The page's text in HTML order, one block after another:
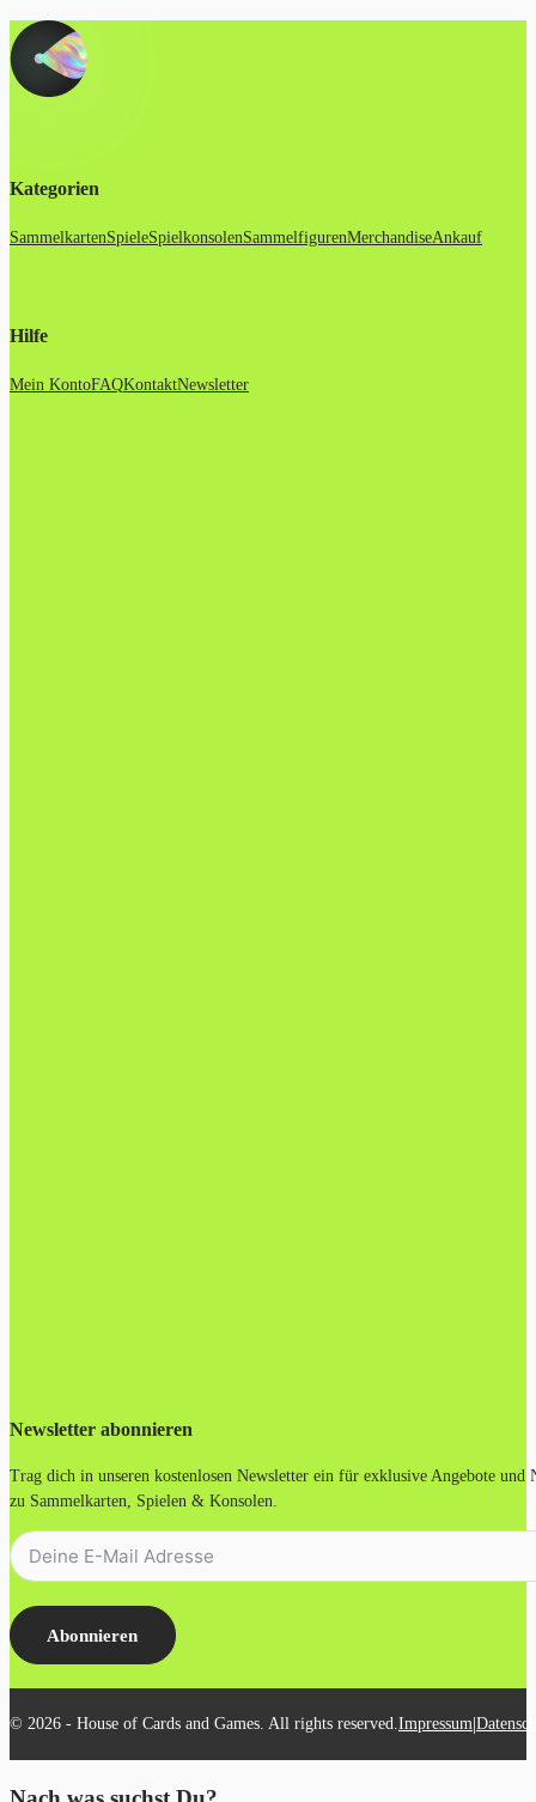
Kategorien
SammelkartenSpieleSpielkonsolenSammelfigurenMerchandiseAnkauf
Hilfe
Mein KontoFAQKontaktNewsletter
Newsletter abonnieren
Trag dich in unseren kostenlosen Newsletter ein für exklusive Angebote und
zu Sammelkarten, Spielen & Konsolen.
Abonnieren
© 2026 - House of Cards and Games. All rights reserved.Impressum|